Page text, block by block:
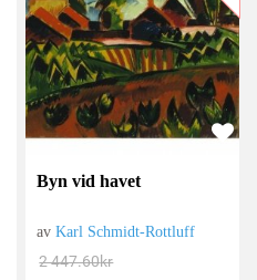
Byn vid havet
avKarl Schmidt-Rottluff
2 447.60kr